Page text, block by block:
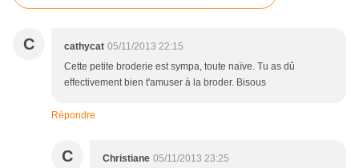
C cathycat 05/11/2013 22:15
Cette petite broderie est sympa, toute naïve. Tu as dû
effectivement bien t'amuser à la broder. Bisous
Répondre
C Christiane 05/11/2013 23:25